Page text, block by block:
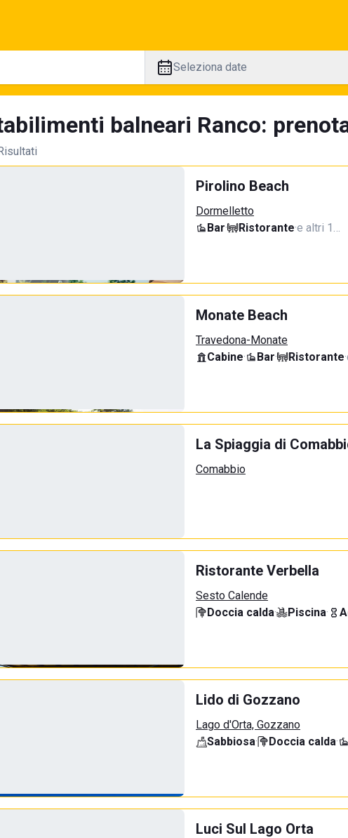
Seleziona date
balneari Ranco:
Pirolino Beach
Dormelletto
Bar· Ristorante·e altri 1…
Monate Beach
Travedona-Monate
Cabine· Bar· Ristorante·
La Spiaggia di
Comabbio
Ristorante Verbella
Sesto Calende
Doccia calda· Piscina·
Lido di Gozzano
Lago d'Orta, Gozzano
Sabbiosa· Doccia calda·
Luci Sul Lago Orta